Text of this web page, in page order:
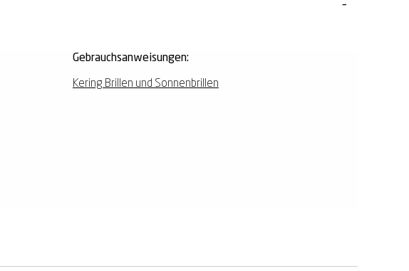
Gebrauchsanweisungen:
Kering Brillen und Sonnenbrillen